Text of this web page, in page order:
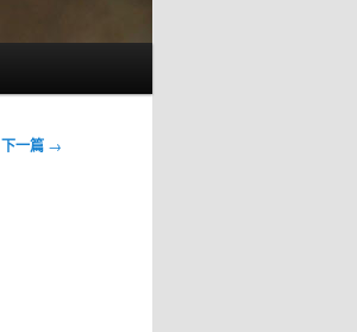
下一篇 →